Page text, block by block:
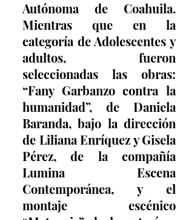
Autónoma de Coahuila.
Mientras que en la
categoría de Adolescentes y
adultos, fueron
seleccionadas las obras:
“Fany Garbanzo contra la
humanidad”, de Daniela
Baranda, bajo la dirección
de Liliana Enríquez y Gisela
Pérez, de la compañía
Lumina Escena
Contemporánea, y el
montaje escénico